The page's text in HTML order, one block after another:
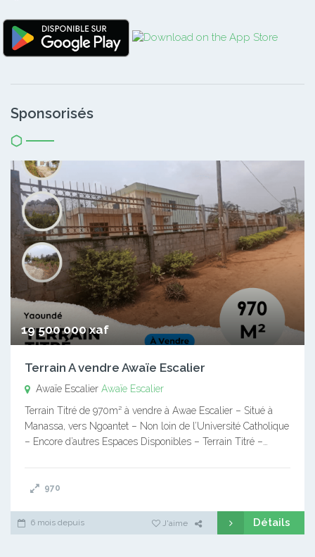
Sponsorisés
19 500 000 xaf
Terrain A vendre Awaïe Escalier
Awaïe Escalier Awaïe Escalier
Terrain Titré de 970m² à vendre à Awae Escalier – Situé à
Manassa, vers Ngoantet – Non loin de l’Université Catholique
– Encore d’autres Espaces Disponibles – Terrain Titré –…
970
6 mois depuis J'aime Détails